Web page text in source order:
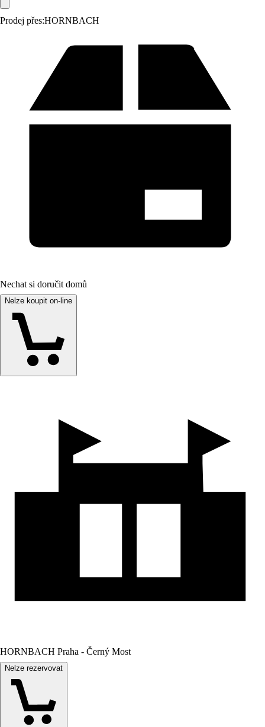
Prodej přes:HORNBACH
Nechat si doručit domů
Nelze koupit on-line
HORNBACH Praha - Černý Most
Nelze rezervovat